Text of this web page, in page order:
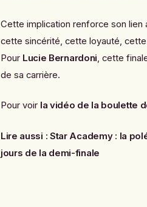
Cette implication renforce son
cette sincérité, cette loyauté,
Pour Lucie Bernardoni, cette
de sa carrière.
Pour voir la vidéo de la boulette
Lire aussi : Star Academy : la
jours de la demi-finale